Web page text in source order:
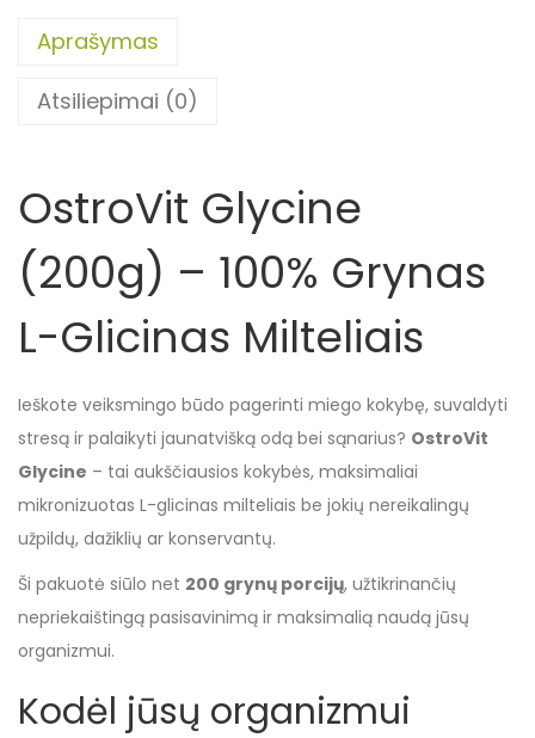
Aprašymas
Atsiliepimai (0)
OstroVit Glycine
(200g) – 100% Grynas
L-Glicinas Milteliais
Ieškote veiksmingo būdo pagerinti miego kokybę, suvaldyti
stresą ir palaikyti jaunatvišką odą bei sąnarius? OstroVit
Glycine – tai aukščiausios kokybės, maksimaliai
mikronizuotas L-glicinas milteliais be jokių nereikalingų
užpildų, dažiklių ar konservantų.
Ši pakuotė siūlo net 200 grynų porcijų, užtikrinančių
nepriekaištingą pasisavinimą ir maksimalią naudą jūsų
organizmui.
Kodėl jūsų organizmui